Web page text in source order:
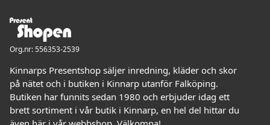
Org.nr: 556353-2539
Kinnarps Presentshop säljer inredning, kläder och skor
på nätet och i butiken i Kinnarp utanför Falköping.
Butiken har funnits sedan 1980 och erbjuder idag ett
brett sortiment i vår butik i Kinnarp, en hel del hittar du